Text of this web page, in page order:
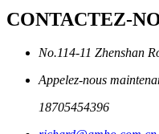
CONTACTEZ-
No.114-11 Zhenshan
Appelez-nous
18705454396